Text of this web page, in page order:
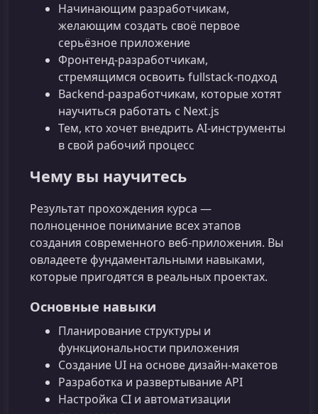
Начинающим разработчикам,
желающим создать своё первое
серьёзное приложение
Фронтенд‑разработчикам,
стремящимся освоить fullstack‑подход
Backend‑разработчикам, которые хотят
научиться работать с Next.js
Тем, кто хочет внедрить AI-инструменты
в свой рабочий процесс
Чему вы научитесь
Результат прохождения курса —
полноценное понимание всех этапов
создания современного веб‑приложения. Вы
овладеете фундаментальными навыками,
которые пригодятся в реальных проектах.
Основные навыки
Планирование структуры и
функциональности приложения
Создание UI на основе дизайн‑макетов
Разработка и развертывание API
Настройка CI и автоматизации